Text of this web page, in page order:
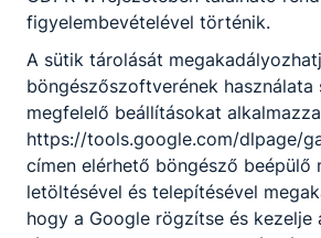
figyelembevételével történik.
A sütik tárolását
böngészőszoftverének használata
megfelelő beállításokat
https://tools.google.com/dlpage/
címen elérhető böngésző beépülő
letöltésével és telepítésével
hogy a Google rögzítse és kezelje